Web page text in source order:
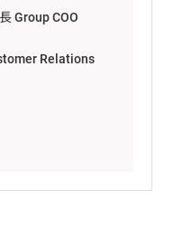
Group COO
Relations